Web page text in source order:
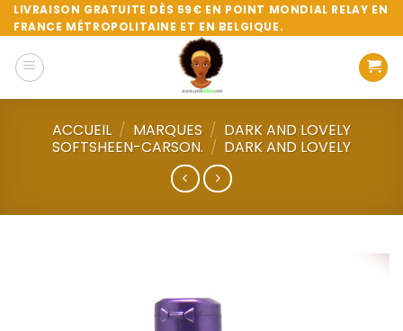
Passer
au
contenu
LIVRAISON GRATUITE DÈS 59€ EN POINT MONDIAL RELAY EN
FRANCE MÉTROPOLITAINE ET EN BELGIQUE.
ACCUEIL / MARQUES / DARK AND LOVELY
SOFTSHEEN-CARSON. / DARK AND LOVELY